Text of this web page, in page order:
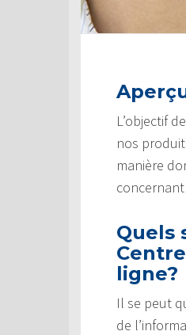
L’objectif
nos
manière
Quels
ligne?
Il se peut
de